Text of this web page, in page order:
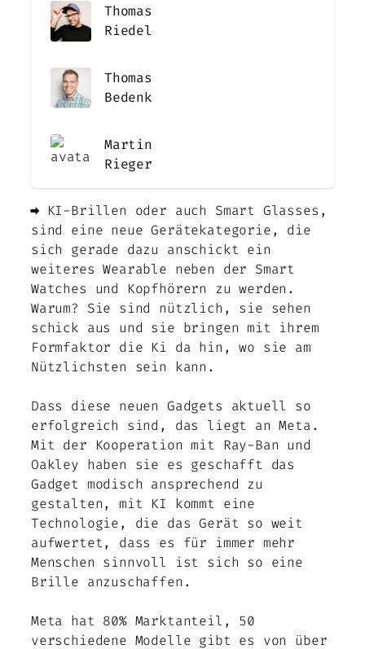
Thomas
Riedel
Thomas
Bedenk
Martin
Rieger
➡️ KI-Brillen oder auch Smart Glasses,
sind eine neue Gerätekategorie, die
sich gerade dazu anschickt ein
weiteres Wearable neben der Smart
Watches und Kopfhörern zu werden.
Warum? Sie sind nützlich, sie sehen
schick aus und sie bringen mit ihrem
Formfaktor die Ki da hin, wo sie am
Nützlichsten sein kann.
Dass diese neuen Gadgets aktuell so
erfolgreich sind, das liegt an Meta.
Mit der Kooperation mit Ray-Ban und
Oakley haben sie es geschafft das
Gadget modisch ansprechend zu
gestalten, mit KI kommt eine
Technologie, die das Gerät so weit
aufwertet, dass es für immer mehr
Menschen sinnvoll ist sich so eine
Brille anzuschaffen.
Meta hat 80% Marktanteil, 50
verschiedene Modelle gibt es von über